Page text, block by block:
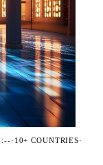
· 10+ COUNTRIES·